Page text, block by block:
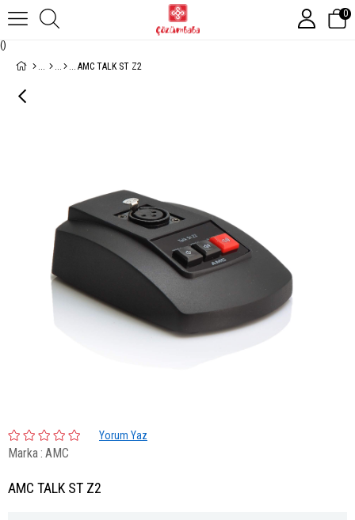
()
0
AMC TALK ST Z2
Yorum Yaz
Marka: AMC
AMC TALK ST Z2